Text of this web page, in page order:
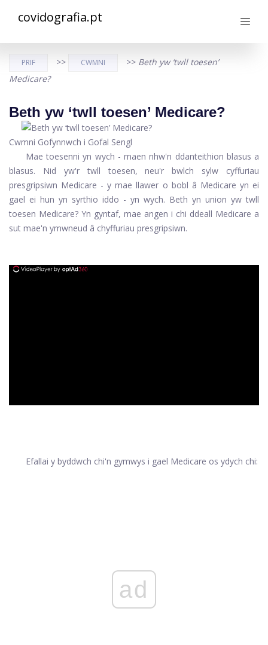
covidografia.pt
PRIF >> CWMNI >> Beth yw ‘twll toesen’
Medicare?
Beth yw ‘twll toesen’ Medicare?
Cwmni Gofynnwch i Gofal Sengl
Mae toesenni yn wych - maen nhw'n ddanteithion blasus a
blasus. Nid yw'r twll toesen, neu'r bwlch sylw cyffuriau
presgripsiwn Medicare - y mae llawer o bobl â Medicare yn ei
gael ei hun yn syrthio iddo - yn wych. Beth yn union yw twll
toesen Medicare? Yn gyntaf, mae angen i chi ddeall Medicare a
sut mae'n ymwneud â chyffuriau presgripsiwn.
Efallai y byddwch chi'n gymwys i gael Medicare os ydych chi:
ad